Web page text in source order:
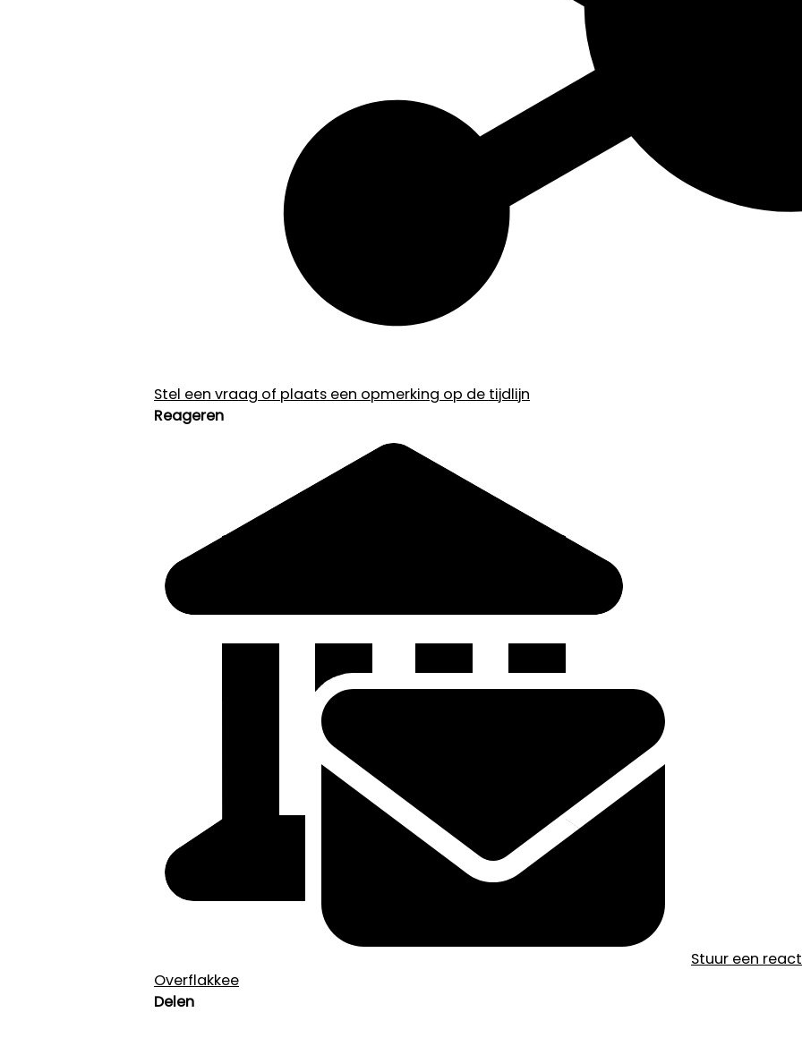
Stel een vraag of plaats een opmerking op de tijdlijn
Reageren
Stuur een
Overflakkee
Delen